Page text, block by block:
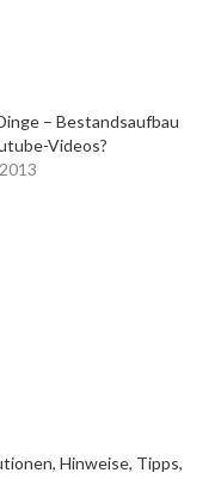
– Bestandsaufbau
Videos?
, Hinweise, Tipps,